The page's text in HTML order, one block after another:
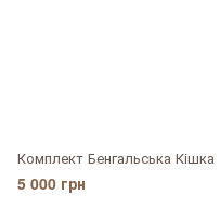
Комплект Бенгальська Кішка
5 000 грн